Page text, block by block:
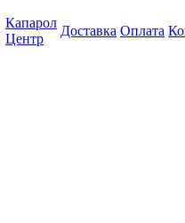
Капарол
Центр
Доставка Оплата